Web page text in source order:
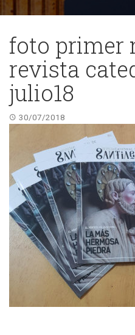
foto primer
revista
julio18
30/07/2018